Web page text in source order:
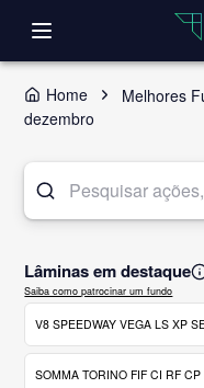
Home Melhores
dezembro
Lâminas em destaque
Saiba como patrocinar um fundo
V8 SPEEDWAY VEGA LS XP
SOMMA TORINO FIF CI RF CP